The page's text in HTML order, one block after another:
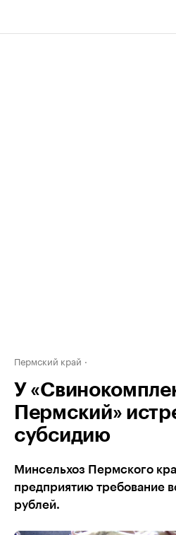
Пермский край
У
Пермский»
субсидию
Минсельхоз Пермского
предприятию требование
рублей.